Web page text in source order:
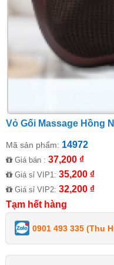
Vỏ Gối Massage Hồng
Mã sản phẩm: 14972
Giá bán : 37,200 ₫
Giá sỉ VIP1: 35,200 ₫
Giá sỉ VIP2: 32,200 ₫
Tạm hết hàng
0901 493 335 (Thu